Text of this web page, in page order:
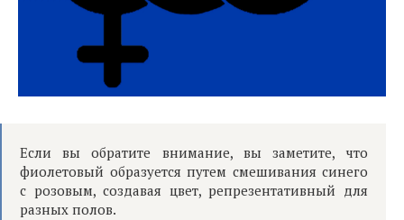
Если вы обратите внимание, вы заметите, что
фиолетовый образуется путем смешивания синего
с розовым, создавая цвет, репрезентативный для
разных полов.